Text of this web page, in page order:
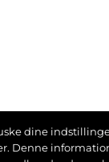
dine
Denne